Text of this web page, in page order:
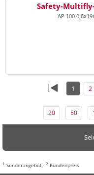
Safety-
AP 100
1 2
20 50
1 Sonderangebot, 2 Kundenpreis